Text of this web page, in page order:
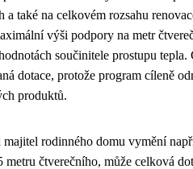
také na celkovém rozsahu
výši podpory na metr
součinitele prostupu
dotace, protože program cíleně
produktů.
rodinného domu vymění
čtverečního, může celková